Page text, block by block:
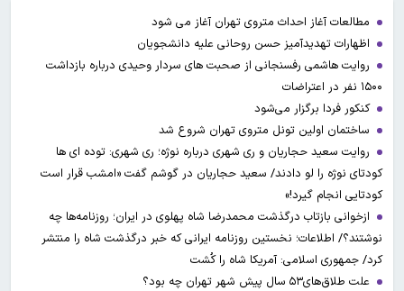
مطالعات آغاز احداث متروی تهران آغاز می شود
اظهارات تهدیدآمیز حسن روحانی علیه دانشجویان
روایت هاشمی رفسنجانی از صحبت های سردار وحیدی درباره بازداشت
۱۵۰۰ نفر در اعتراضات
کنکور فردا برگزار می‌شود
ساختمان اولین تونل متروی تهران شروع شد
روایت سعید حجاریان و ری شهری درباره نوژه؛ ری شهری: توده ای ها
کودتای نوژه را لو دادند/ سعید حجاریان در گوشم گفت «امشب قرار است
کودتایی انجام گیرد!»
ازخوانی بازتاب درگذشت محمدرضا شاه پهلوی در ایران؛ روزنامه‌ها چه
نوشتند؟/ اطلاعات؛ نخستین روزنامه ایرانی که خبر درگذشت شاه را منتشر
کرد/ جمهوری اسلامی: آمریکا شاه را کُشت
علت طلاق‌های۵۳ سال پیش شهر تهران چه بود؟